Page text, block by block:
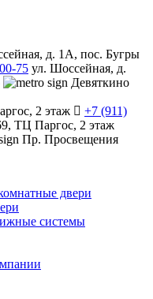
д. 1А, пос. Бугры
75 ул. Шоссейная, д.
Девяткино
2 этаж
+7 (911)
ТЦ Паргос, 2 этаж
Пр. Просвещения
двери
системы